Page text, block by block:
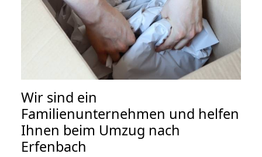
Wir sind ein
Familienunternehmen und helfen
Ihnen beim Umzug nach
Erfenbach